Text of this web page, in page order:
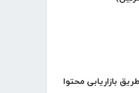
بازاریابی محتوا